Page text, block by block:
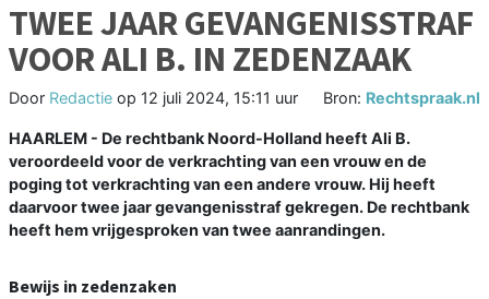
TWEE JAAR GEVANGENISSTRAF
VOOR ALI B. IN ZEDENZAAK
Door Redactie op 12 juli 2024, 15:11 uur Bron: Rechtspraak.nl
HAARLEM - De rechtbank Noord-Holland heeft Ali B.
veroordeeld voor de verkrachting van een vrouw en de
poging tot verkrachting van een andere vrouw. Hij heeft
daarvoor twee jaar gevangenisstraf gekregen. De rechtbank
heeft hem vrijgesproken van twee aanrandingen.
Bewijs in zedenzaken